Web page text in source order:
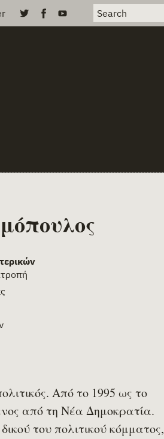
Search for:
Από το 1995 ως το
από τη Νέα Δημοκρατία.
του πολιτικού κόμματος,